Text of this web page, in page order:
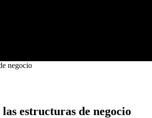
negocio
estructuras de negocio